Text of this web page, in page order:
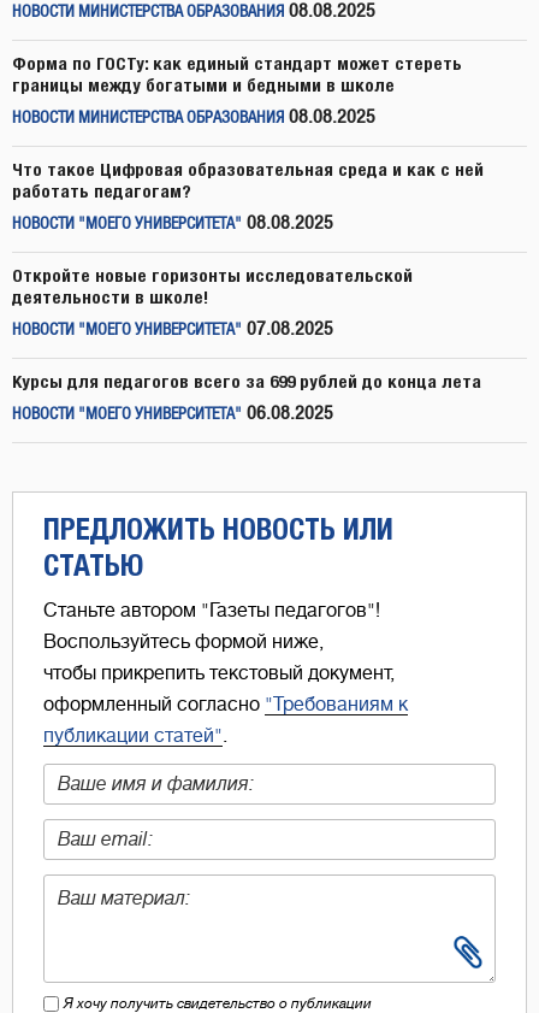
НОВОСТИ МИНИСТЕРСТВА ОБРАЗОВАНИЯ 08.08.2025
Форма по ГОСТу: как единый стандарт может стереть
границы между богатыми и бедными в школе
НОВОСТИ МИНИСТЕРСТВА ОБРАЗОВАНИЯ 08.08.2025
Что такое Цифровая образовательная среда и как с ней
работать педагогам?
НОВОСТИ "МОЕГО УНИВЕРСИТЕТА" 08.08.2025
Откройте новые горизонты исследовательской
деятельности в школе!
НОВОСТИ "МОЕГО УНИВЕРСИТЕТА" 07.08.2025
Курсы для педагогов всего за 699 рублей до конца лета
НОВОСТИ "МОЕГО УНИВЕРСИТЕТА" 06.08.2025
ПРЕДЛОЖИТЬ НОВОСТЬ ИЛИ
СТАТЬЮ
Станьте автором "Газеты педагогов"!
Воспользуйтесь формой ниже,
чтобы прикрепить текстовый документ,
оформленный согласно "Требованиям к
публикации статей"
Я хочу получить свидетельство о публикации